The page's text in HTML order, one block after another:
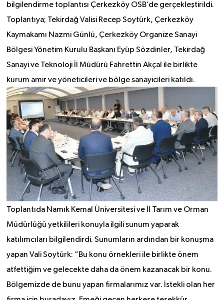
bilgilendirme toplantısı Çerkezköy OSB’de gerçekleştirildi.
Toplantıya; Tekirdağ Valisi Recep Soytürk, Çerkezköy
Kaymakamı Nazmi Günlü, Çerkezköy Organize Sanayi
Bölgesi Yönetim Kurulu Başkanı Eyüp Sözdinler, Tekirdağ
Sanayi ve Teknoloji İl Müdürü Fahrettin Akçal ile birlikte
kurum amir ve yöneticileri ve bölge sanayicileri katıldı.
Toplantıda Namık Kemal Üniversitesi ve İl Tarım ve Orman
Müdürlüğü yetkilileri konuyla ilgili sunum yaparak
katılımcıları bilgilendirdi. Sunumların ardından bir konuşma
yapan Vali Soytürk: “Bu konu örnekleri ile birlikte önem
atfettiğim ve gelecekte daha da önem kazanacak bir konu.
Bölgemizde de bunu yapan firmalarımız var. İstekli olan her